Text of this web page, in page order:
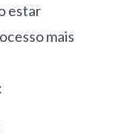
estar
mais